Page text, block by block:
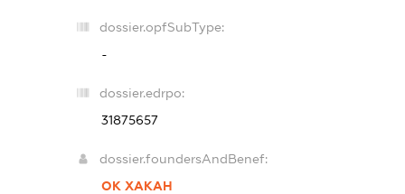
dossier.opfSubType:
-
dossier.edrpo:
31875657
dossier.foundersAndBenef:
ОК ХАКАН